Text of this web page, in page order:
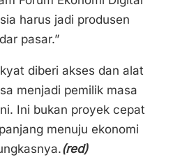
harus jadi produsen
pasar.”
diberi akses dan alat
menjadi pemilik masa
Ini bukan proyek cepat
menuju ekonomi
(red)